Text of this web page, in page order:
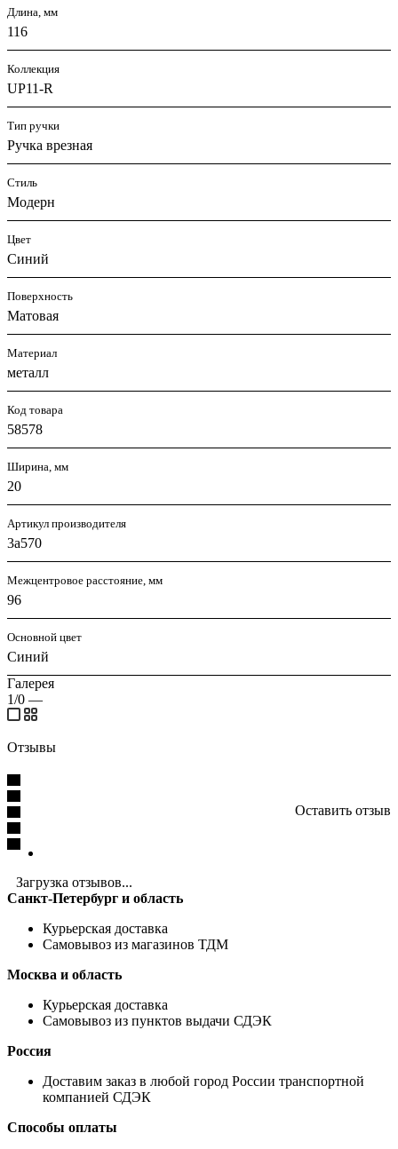
Длина, мм
116
Коллекция
UР11-R
Тип ручки
Ручка врезная
Стиль
Модерн
Цвет
Синий
Поверхность
Матовая
Материал
металл
Код товара
58578
Ширина, мм
20
Артикул производителя
3а570
Межцентровое расстояние, мм
96
Основной цвет
Синий
Галерея
1/0 —
Отзывы
Оставить отзыв
Загрузка отзывов...
Санкт-Петербург и область
Курьерская доставка
Самовывоз из магазинов ТДМ
Москва и область
Курьерская доставка
Самовывоз из пунктов выдачи СДЭК
Россия
Доставим заказ в любой город России транспортной
компанией СДЭК
Способы оплаты